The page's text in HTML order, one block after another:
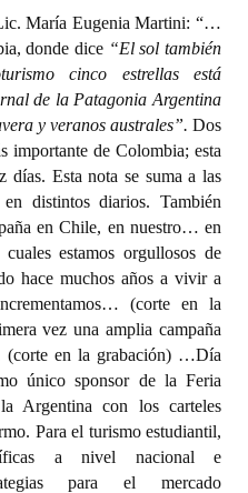
María Eugenia Martini: “…
donde dice “El sol también
cinco estrellas está
de la Patagonia Argentina
y veranos australes”. Dos
importante de Colombia; esta
días. Esta nota se suma a las
distintos diarios. También
en Chile, en nuestro… en
estamos orgullosos de
hace muchos años a vivir a
(corte en la
vez una amplia campaña
en la grabación) …Día
único sponsor de la Feria
Argentina con los carteles
Para el turismo estudiantil,
a nivel nacional e
para el mercado